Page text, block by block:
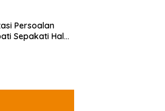
Persoalan
Sepakati Hal